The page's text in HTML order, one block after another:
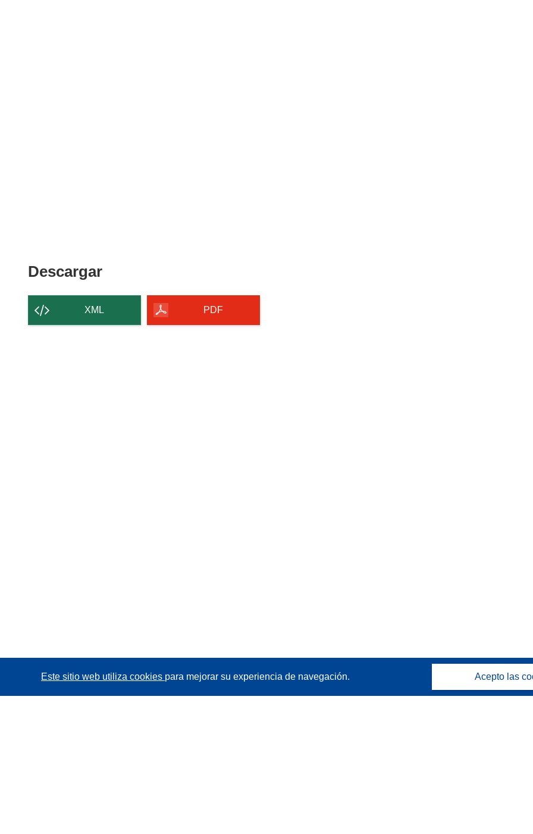
DescargarDescargar
contenido
de
XML PDF
Este sitio web utiliza cookies para mejorar su experiencia de navegación. Acepto las